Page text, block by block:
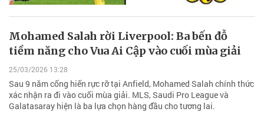
Mohamed Salah rời Liverpool: Ba bến đỗ
tiềm năng cho Vua Ai Cập vào cuối mùa giải
25/03/2026 13:28
Sau 9 năm cống hiến rực rỡ tại Anfield, Mohamed Salah chính thức
xác nhận ra đi vào cuối mùa giải. MLS, Saudi Pro League và
Galatasaray hiện là ba lựa chọn hàng đầu cho tương lai.